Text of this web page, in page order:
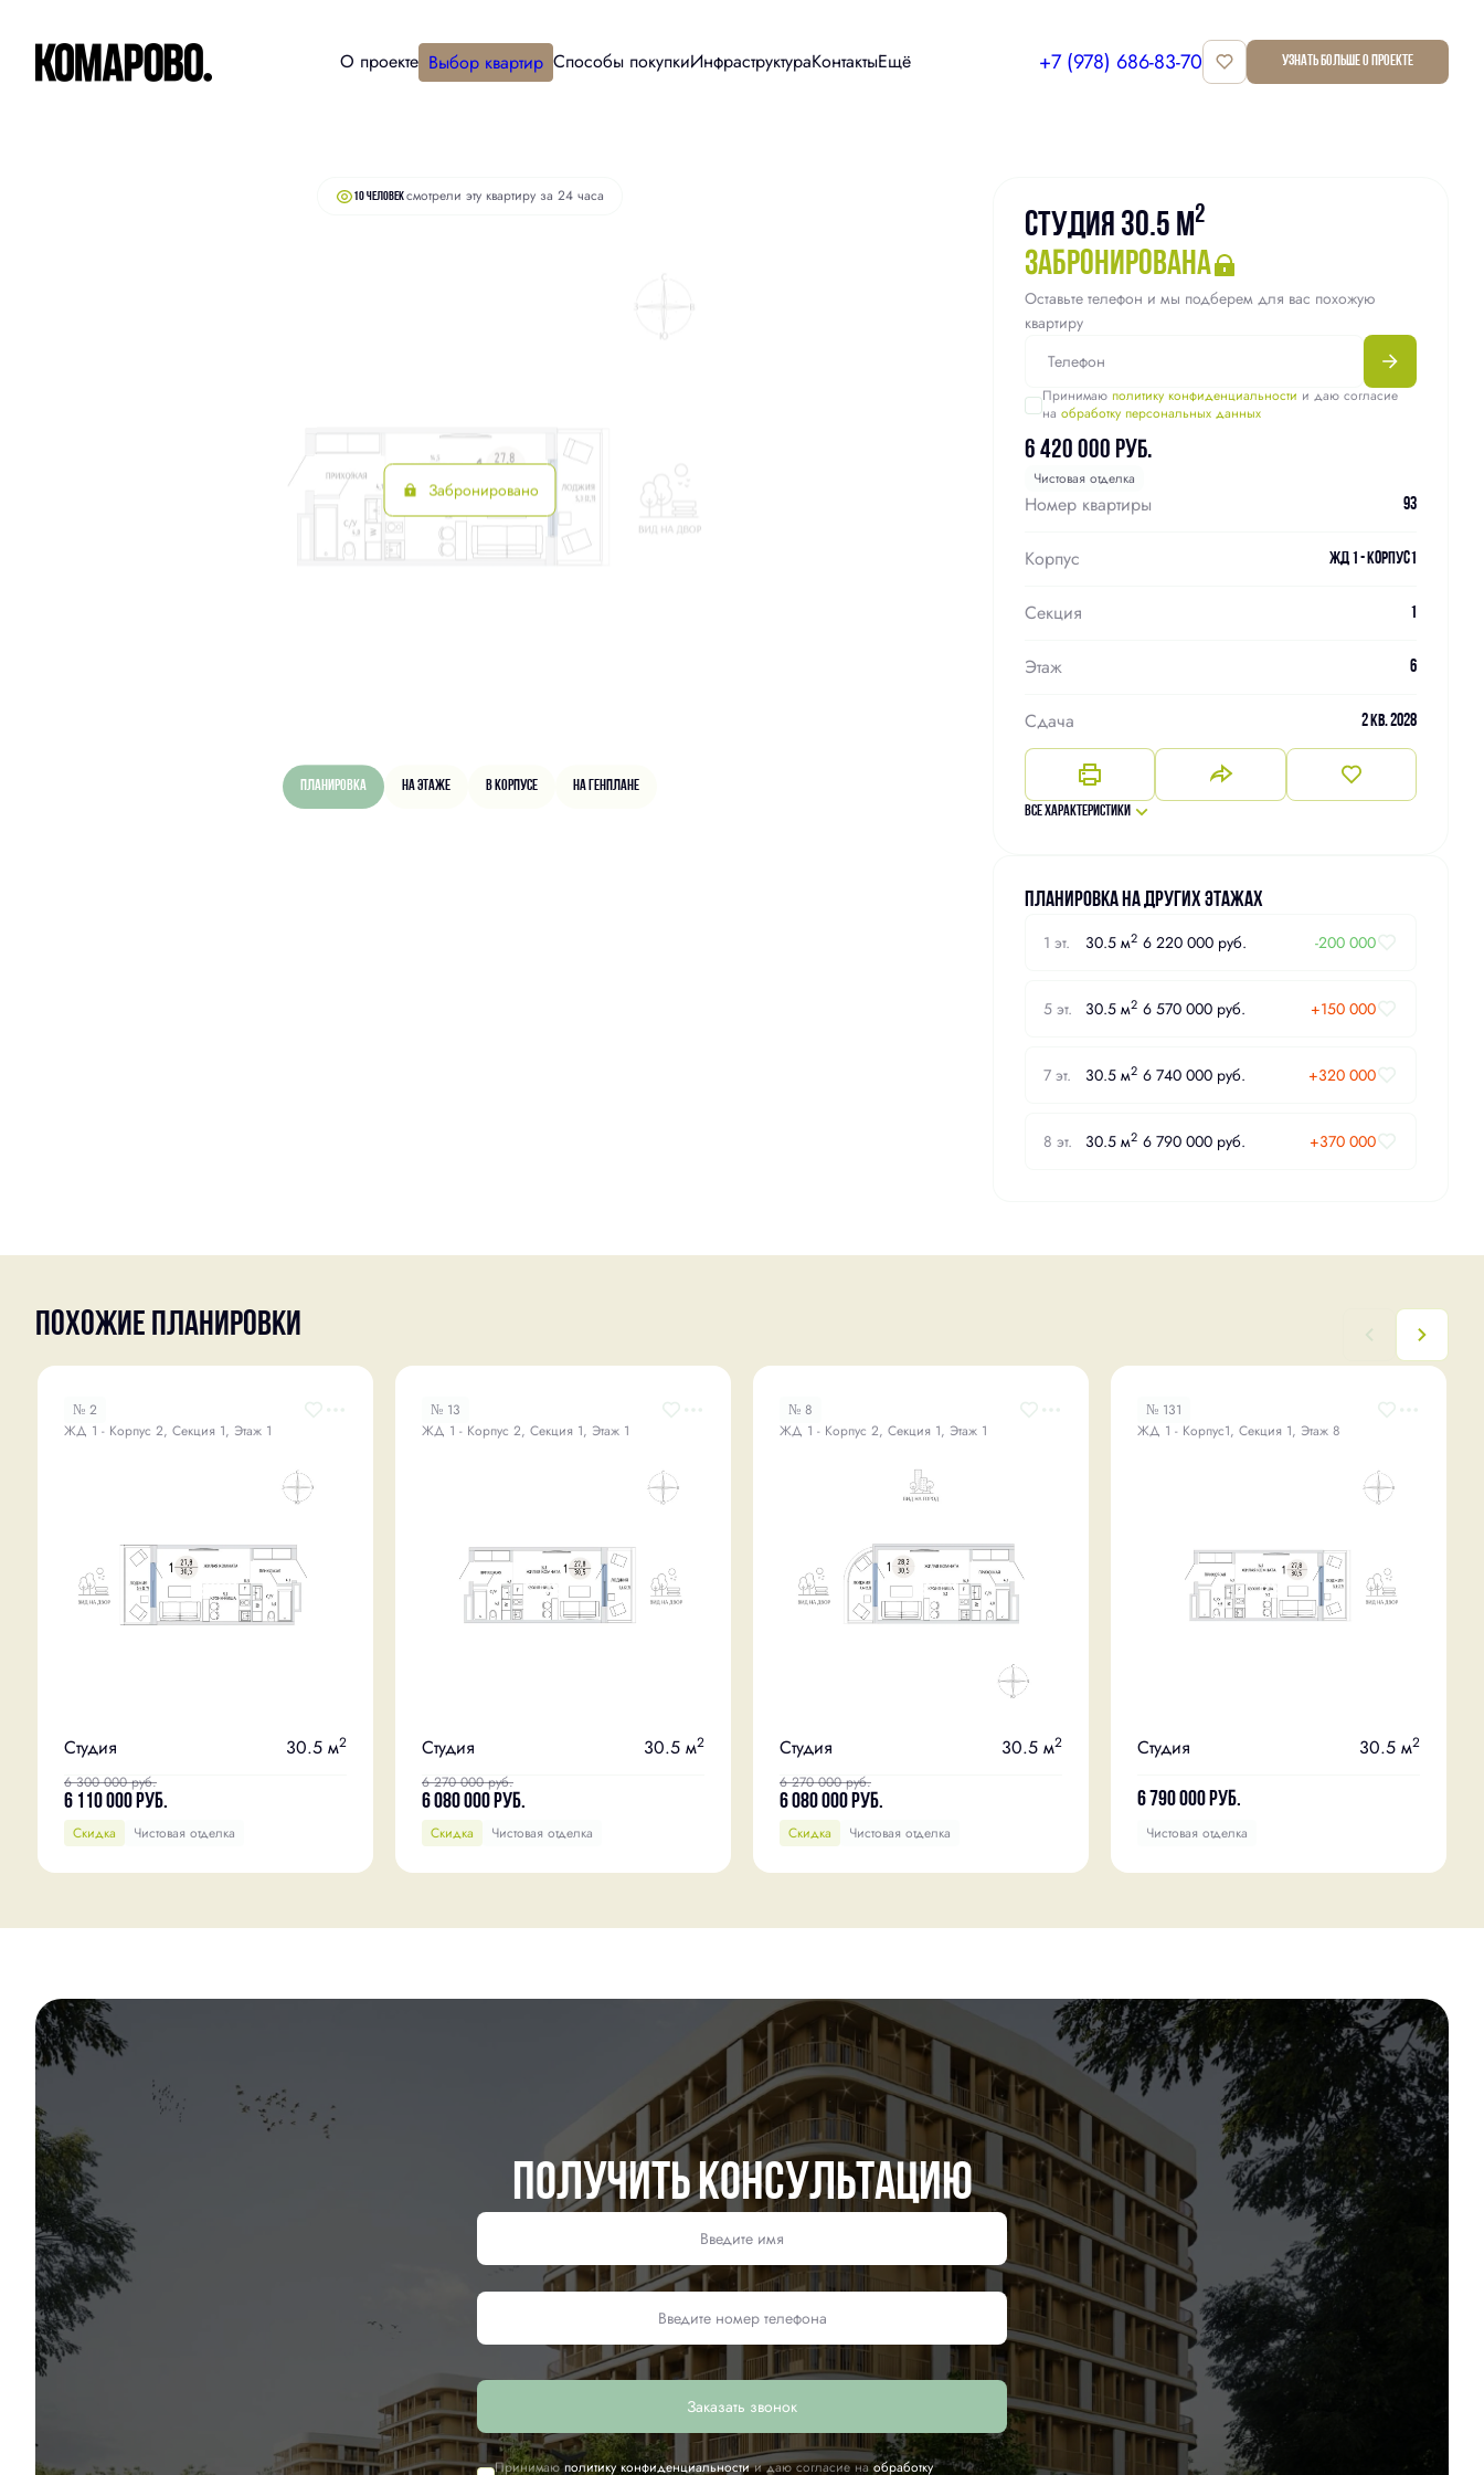
О проекте Выбор квартир Способы покупкиИнфраструктураКонтактыЕщё +7 (978) 686-83-70 Узнать больше о проекте
Студия30.5 м 2 6 420 000 руб. Квартира забронирована
10 человексмотрели эту квартиру за 24 часа
Забронировано
Планировка На этаже В корпусе На генплане
Студия 30.5 м2
забронирована
Оставьте телефон и мы подберем для вас похожую
квартиру
Принимаю политику конфиденциальности и даю согласие
на обработку персональных данных
6 420 000 руб.
Чистовая отделка
Номер квартиры 93
Корпус ЖД 1 - Корпус1
Секция 1
Этаж 6
Сдача 2 кв. 2028
Все характеристики
Планировка на других этажах
1 эт.
30.5 м2 6 220 000 руб. -200 000
5 эт. 30.5 м2 6 570 000 руб. +150 000
7 эт. 30.5 м2 6 740 000 руб. +320 000
8 эт. 30.5 м2 6 790 000 руб. +370 000
Похожие планировки
№ 2
ЖД 1 - Корпус 2, Секция 1, Этаж 1
Студия 30.5 м2
6 300 000руб.
6 110 000руб.
Скидка Чистовая отделка
№ 13
ЖД 1 - Корпус 2, Секция 1, Этаж 1
Студия 30.5 м2
6 270 000руб.
6 080 000руб.
Скидка Чистовая отделка
№ 8
ЖД 1 - Корпус 2, Секция 1, Этаж 1
Студия 30.5 м2
6 270 000руб.
6 080 000руб.
Скидка Чистовая отделка
№ 131
ЖД 1 - Корпус1, Секция 1, Этаж 8
Студия 30.5 м2
6 790 000руб.
Чистовая отделка
Получить консультацию
Заказать звонок
Принимаюполитику конфиденциальностии даю согласие наобработку